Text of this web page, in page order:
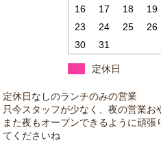
16
17 18 19
23
24 25 26
30
31
定休日